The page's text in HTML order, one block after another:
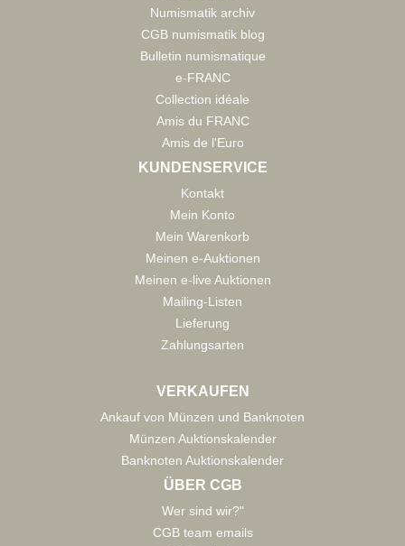
Numismatik archiv
CGB numismatik blog
Bulletin numismatique
e-FRANC
Collection idéale
Amis du FRANC
Amis de l'Euro
KUNDENSERVICE
Kontakt
Mein Konto
Mein Warenkorb
Meinen e-Auktionen
Meinen e-live Auktionen
Mailing-Listen
Lieferung
Zahlungsarten
VERKAUFEN
Ankauf von Münzen und Banknoten
Münzen Auktionskalender
Banknoten Auktionskalender
ÜBER CGB
Wer sind wir?"
CGB team emails